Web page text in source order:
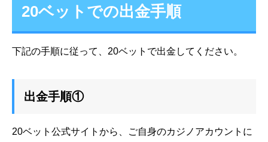
20ベットでの出金手順
下記の手順に従って、20ベットで出金してください。
出金手順①
20ベット公式サイトから、ご自身のカジノアカウントに